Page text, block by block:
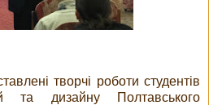
творчі роботи студентів
та дизайну Полтавського